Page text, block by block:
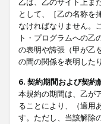
乙は、乙のサイト上ま
として、［乙の名称を
なければなりません。
ト・プログラムへの乙
の表明や誇張（甲が乙
の間の関係を表明した
6. 契約期間および契約
本規約の期間は、乙が
ることにより、（適用
す。ただし、当該解除